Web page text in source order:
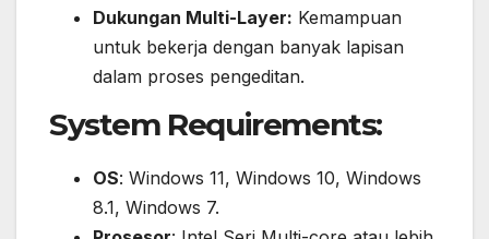
Dukungan Multi-Layer: Kemampuan
untuk bekerja dengan banyak lapisan
dalam proses pengeditan.
System Requirements:
OS: Windows 11, Windows 10, Windows
8.1, Windows 7.